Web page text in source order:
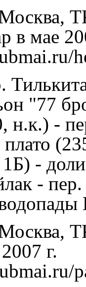
в мае
"77
н.к.) -
плато
-
-
г.